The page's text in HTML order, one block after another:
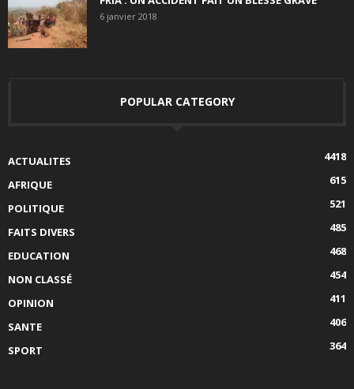
6 janvier 2018
POPULAR CATEGORY
ACTUALITES
4418
AFRIQUE
615
POLITIQUE
521
FAITS DIVERS
485
EDUCATION
468
NON CLASSÉ
454
OPINION
411
SANTE
406
SPORT
364